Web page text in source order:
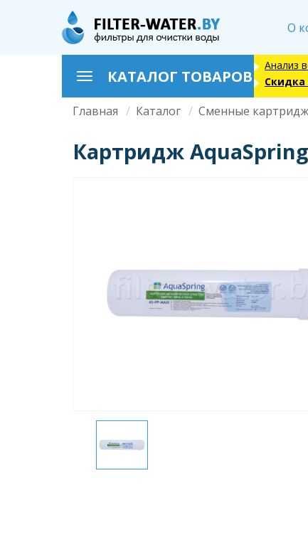
содержанию
О
ToggleКАТАЛОГ ТОВАРОВ
Анализ
Скидка
Строка
навигации
Главная Каталог Сменные
Картридж AquaSpring